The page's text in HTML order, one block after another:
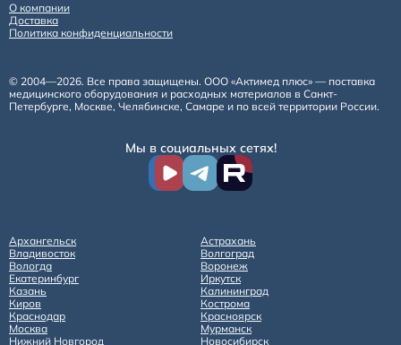
О компании
Доставка
Политика конфиденциальности
© 2004—2026. Все права защищены. ООО «Актимед плюс» — поставка
медицинского оборудования и расходных материалов в Санкт-
Петербурге, Москве, Челябинске, Самаре и по всей территории России.
Мы в социальных сетях!
Архангельск
Астрахань
Владивосток
Волгоград
Вологда
Воронеж
Екатеринбург
Иркутск
Казань
Калининград
Киров
Кострома
Краснодар
Красноярск
Москва
Мурманск
Нижний Новгород
Новосибирск